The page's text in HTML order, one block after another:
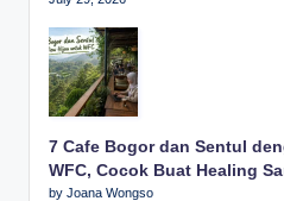
7 Cafe Bogor dan Sentul
WFC, Cocok Buat Healing
by Joana Wongso